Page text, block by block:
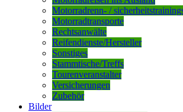
Motorradrenn- /
Motorradtransporte
Rechtsanwälte
Reifendienste/Hersteller
Sonstiges
Stammtische/Treffs
Tourenveranstalter
Versicherungen
Zubehör
Bilder